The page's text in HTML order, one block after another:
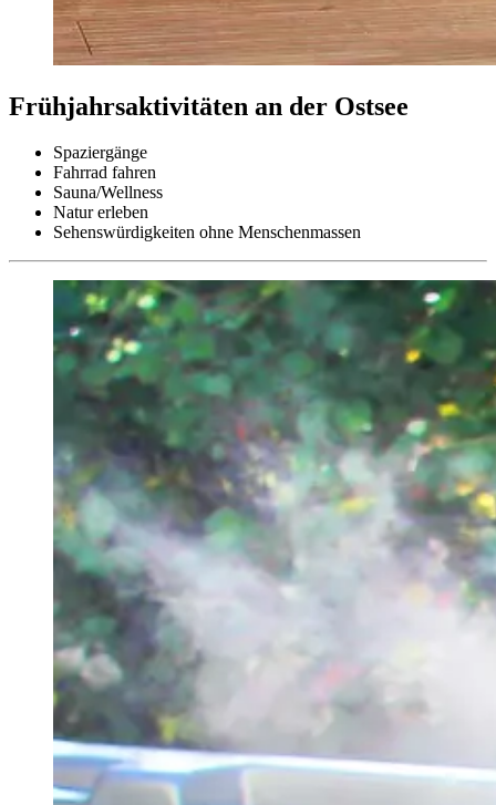
Frühjahrsaktivitäten an der Ostsee
Spaziergänge
Fahrrad fahren
Sauna/Wellness
Natur erleben
Sehenswürdigkeiten ohne Menschenmassen